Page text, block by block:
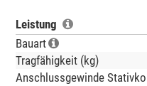
Leistung
Bauart
Tragfähigkeit (kg)
Anschlussgewinde